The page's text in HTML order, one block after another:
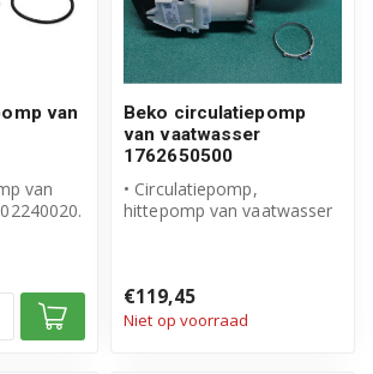
van
van
Beko circulatiepomp
van vaatwasser
1762650500
• Circulatiepomp,
hittepomp van vaatwasser
€119,45
Niet op voorraad